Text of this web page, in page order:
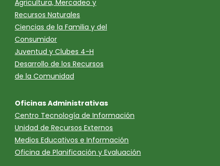
Agricultura, Mercadeo y
Recursos Naturales
Ciencias de la Familia y del
Consumidor
Juventud y Clubes 4-H
Desarrollo de los Recursos
de la Comunidad
Oficinas Administrativas
Centro Tecnología de Información
Unidad de Recursos Externos
Medios Educativos e Información
Oficina de Planificación y Evaluación